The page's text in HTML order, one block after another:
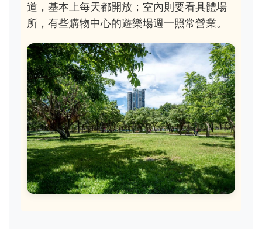
道，基本上每天都開放；室內則要看具體場
所，有些購物中心的遊樂場週一照常營業。